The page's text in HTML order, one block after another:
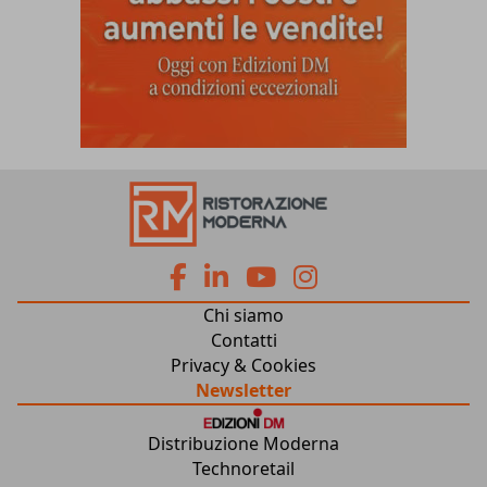
fa
fa-
facebook
fa
fa-
linkedin
fab
fa-
youtube
fab
Chi siamo
Contatti
Privacy & Cookies
Newsletter
Distribuzione Moderna
Technoretail